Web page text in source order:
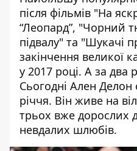
після фільмів "На
“Леопард”, "Чорний
підвалу" та "Шукачі
закінчення великої
у 2017 році. А за два
Сьогодні Ален Делон
річчя. Він живе на
трьох вже дорослих
невдалих шлюбів.